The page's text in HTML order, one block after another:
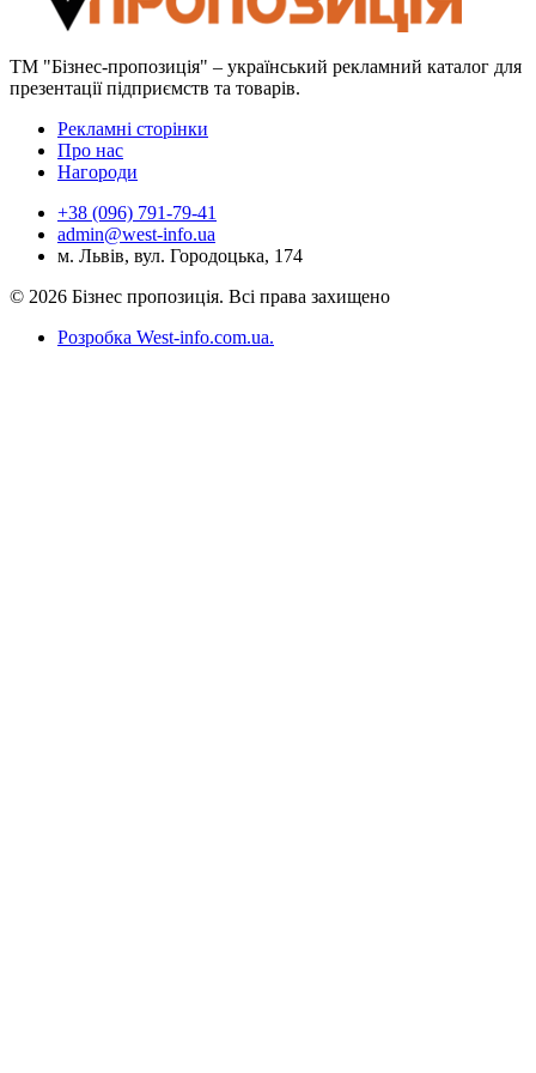
ТМ "Бізнес-пропозиція" – український рекламний каталог для
презентації підприємств та товарів.
Рекламні сторінки
Про нас
Нагороди
+38 (096) 791-79-41
admin@west-info.ua
м. Львів, вул. Городоцька, 174
© 2026 Бізнес пропозиція. Всі права захищено
Розробка West-info.com.ua.